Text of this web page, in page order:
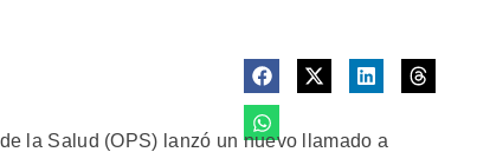
la Salud (OPS) lanzó un nuevo llamado a